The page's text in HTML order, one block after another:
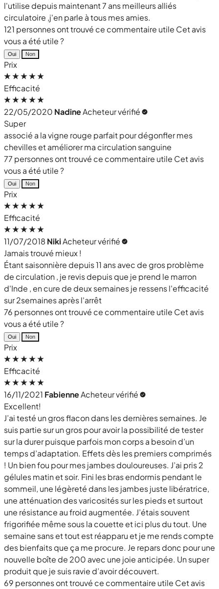
l'utilise depuis maintenant 7 ans meilleurs alliés
circulatoire ,j'en parle à tous mes amies.
121 personnes ont trouvé ce commentaire utile Cet avis
vous a été utile ?
Oui Non
Prix
Efficacité
22/05/2020 NadineAcheteur vérifié
Super
associé a la vigne rouge parfait pour dégonfler mes
chevilles et améliorer ma circulation sanguine
77 personnes ont trouvé ce commentaire utile Cet avis
vous a été utile ?
Oui Non
Prix
Efficacité
11/07/2018 NikiAcheteur vérifié
Jamais trouvé mieux !
Étant saisonnière depuis 11 ans avec de gros problème
de circulation , je revis depuis que je prend le marron
d'Inde , en cure de deux semaines je ressens l'efficacité
sur 2semaines après l'arrêt
76 personnes ont trouvé ce commentaire utile Cet avis
vous a été utile ?
Oui Non
Prix
Efficacité
16/11/2021 FabienneAcheteur vérifié
Excellent!
J’ai testé un gros flacon dans les dernières semaines. Je
suis partie sur un gros pour avoir la possibilité de tester
sur la durer puisque parfois mon corps a besoin d’un
temps d’adaptation. Effets dès les premiers comprimés
! Un bien fou pour mes jambes douloureuses. J’ai pris 2
gélules matin et soir. Fini les bras endormis pendant le
sommeil, une légèreté dans les jambes juste libératrice,
une atténuation des varicosités sur les pieds et surtout
une résistance au froid augmentée. J’étais souvent
frigorifiée même sous la couette et ici plus du tout. Une
semaine sans et tout est réapparu et je me rends compte
des bienfaits que ça me procure. Je repars donc pour une
nouvelle boîte de 200 avec une joie anticipée. Un super
produit que je suis ravie d’avoir découvert.
69 personnes ont trouvé ce commentaire utile Cet avis